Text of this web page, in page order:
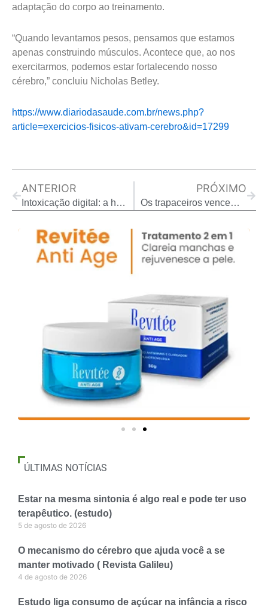
adaptação do corpo ao treinamento.
“Quando levantamos pesos, pensamos que estamos
apenas construindo músculos. Acontece que, ao nos
exercitarmos, podemos estar fortalecendo nosso
cérebro,” concluiu Nicholas Betley.
https://www.diariodasaude.com.br/news.php?
article=exercicios-fisicos-ativam-cerebro&id=17299
ANTERIOR
Intoxicação digital: a humanidade na era dos mendigos emocionais -*Augusto Cury
PRÓXIMO
Os trapaceiros vencem sempre? Não, a cooperação emerge naturalmente. (estudo)
ÚLTIMAS NOTÍCIAS
Estar na mesma sintonia é algo real e pode ter uso
terapêutico. (estudo)
5 de agosto de 2026
O mecanismo do cérebro que ajuda você a se
manter motivado ( Revista Galileu)
4 de agosto de 2026
Estudo liga consumo de açúcar na infância a risco